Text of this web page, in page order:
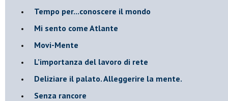
​Tempo per...conoscere il mondo
​Mi sento come Atlante
​Movi-Mente
​L’importanza del lavoro di rete
​Deliziare il palato. Alleggerire la mente.
​Senza rancore